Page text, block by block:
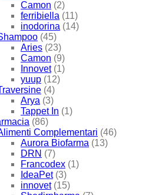
Camon (2)
ferribiella (11)
inodorina (14)
(45)
Aries (23)
Camon (9)
Innovet (1)
yuup (12)
(4)
Arya (3)
Tappet In (1)
(86)
Complementari (46)
Aurora Biofarma (13)
DRN (7)
Francodex (1)
IdeaPet (3)
innovet (15)